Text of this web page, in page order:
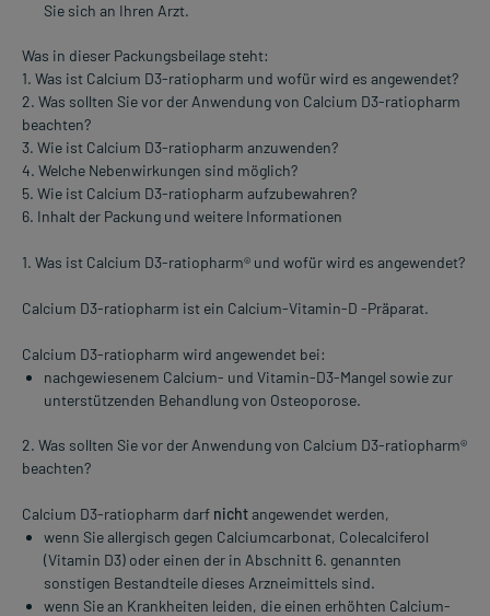
Sie sich an Ihren Arzt.
Was in dieser Packungsbeilage steht:
1. Was ist Calcium D3-ratiopharm und wofür wird es angewendet?
2. Was sollten Sie vor der Anwendung von Calcium D3-ratiopharm
beachten?
3. Wie ist Calcium D3-ratiopharm anzuwenden?
4. Welche Nebenwirkungen sind möglich?
5. Wie ist Calcium D3-ratiopharm aufzubewahren?
6. Inhalt der Packung und weitere Informationen
1. Was ist Calcium D3-ratiopharm® und wofür wird es angewendet?
Calcium D3-ratiopharm ist ein Calcium-Vitamin-D -Präparat.
Calcium D3-ratiopharm wird angewendet bei:
nachgewiesenem Calcium- und Vitamin-D3-Mangel sowie zur
unterstützenden Behandlung von Osteoporose.
2. Was sollten Sie vor der Anwendung von Calcium D3-ratiopharm®
beachten?
Calcium D3-ratiopharm darf nichtangewendet werden,
wenn Sie allergisch gegen Calciumcarbonat, Colecalciferol
(Vitamin D3) oder einen der in Abschnitt 6. genannten
sonstigen Bestandteile dieses Arzneimittels sind.
wenn Sie an Krankheiten leiden, die einen erhöhten Calcium-